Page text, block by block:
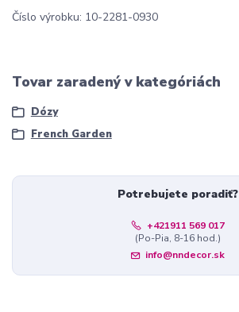
Číslo výrobku: 10-2281-0930
Tovar zaradený v kategóriách
Dózy
French Garden
Potrebujete poradiť?
+421911 569 017
(Po-Pia, 8-16 hod.)
info@nndecor.sk